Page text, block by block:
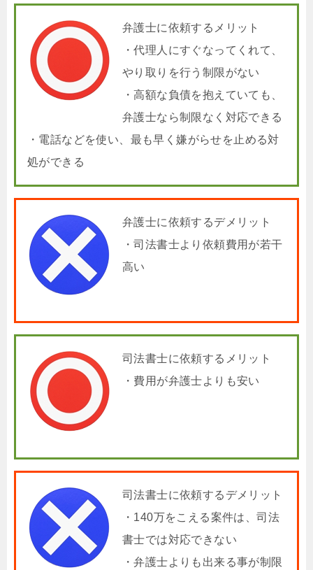
弁護士に依頼するメリット
・代理人にすぐなってくれて、
やり取りを行う制限がない
・高額な負債を抱えていても、
弁護士なら制限なく対応できる
・電話などを使い、最も早く嫌がらせを止める対
処ができる
弁護士に依頼するデメリット
・司法書士より依頼費用が若干
高い
司法書士に依頼するメリット
・費用が弁護士よりも安い
司法書士に依頼するデメリット
・140万をこえる案件は、司法
書士では対応できない
・弁護士よりも出来る事が制限